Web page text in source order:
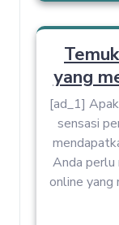
yang
[ad_1]
sensasi
Anda perlu
online yang